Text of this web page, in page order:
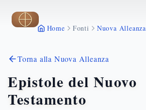
Vai al contenuto principale
Home Fonti Nuova Alleanza
Torna alla Nuova Alleanza
Epistole del Nuovo
Testamento